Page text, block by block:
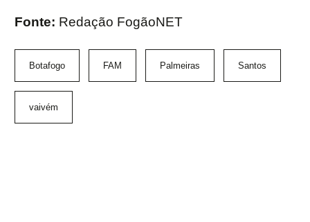
Fonte: Redação FogãoNET
Botafogo FAM Palmeiras Santos
vaivém